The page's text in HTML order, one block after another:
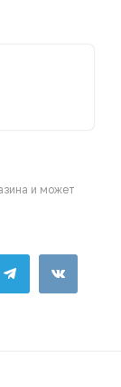
и может